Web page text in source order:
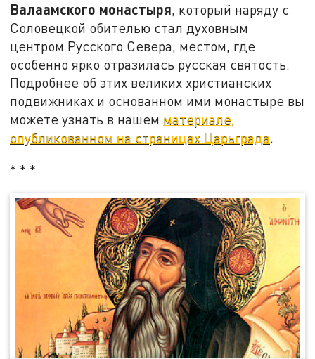
Валаамского монастыря, который наряду с
Соловецкой обителью стал духовным
центром Русского Севера, местом, где
особенно ярко отразилась русская святость.
Подробнее об этих великих христианских
подвижниках и основанном ими монастыре вы
можете узнать в нашем материале,
опубликованном на страницах Царьграда.
* * *